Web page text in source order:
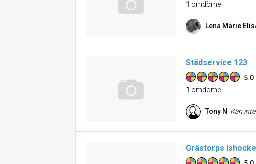
1 omdöme
Lena Marie
Städservice 123
5.0
1 omdöme
Tony N: Kan
Grästorps